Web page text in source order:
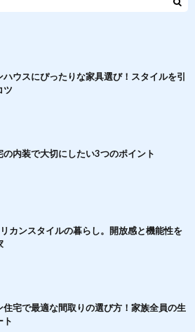
ハウスにぴったりな家具選び！スタイルを引
ツ
の内装で大切にしたい3つのポイント
カンスタイルの暮らし。開放感と機能性を
住宅で最適な間取りの選び方！家族全員の生
ト